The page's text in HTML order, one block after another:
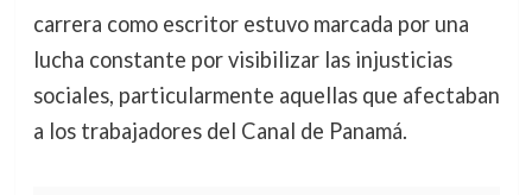
carrera como escritor estuvo marcada por una
lucha constante por visibilizar las injusticias
sociales, particularmente aquellas que afectaban
a los trabajadores del Canal de Panamá.